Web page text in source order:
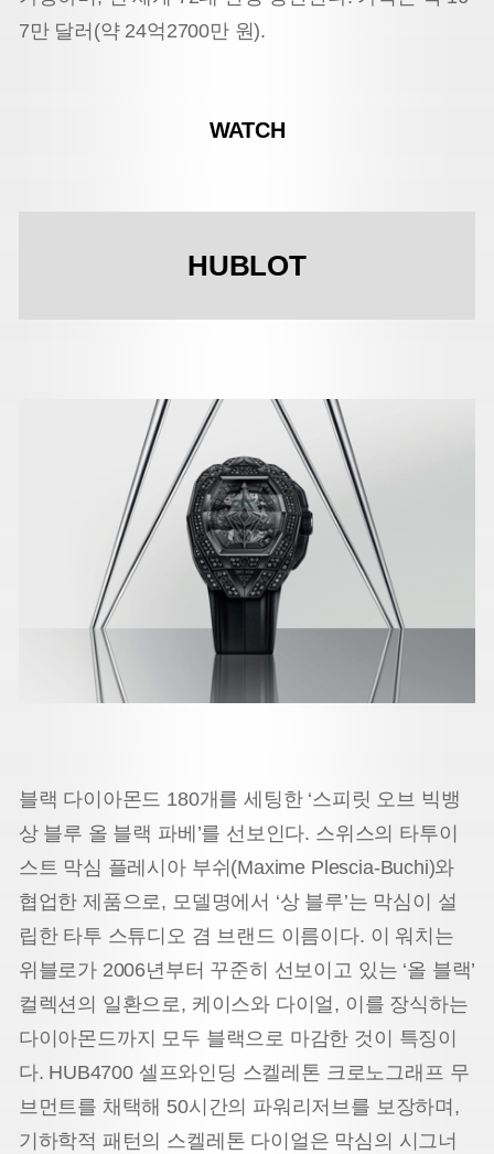
7만 달러(약 24억2700만 원).
WATCH
HUBLOT
블랙 다이아몬드 180개를 세팅한 ‘스피릿 오브 빅뱅
상 블루 올 블랙 파베’를 선보인다. 스위스의 타투이
스트 막심 플레시아 부쉬(Maxime Plescia-Buchi)와
협업한 제품으로, 모델명에서 ‘상 블루’는 막심이 설
립한 타투 스튜디오 겸 브랜드 이름이다. 이 워치는
위블로가 2006년부터 꾸준히 선보이고 있는 ‘올 블랙’
컬렉션의 일환으로, 케이스와 다이얼, 이를 장식하는
다이아몬드까지 모두 블랙으로 마감한 것이 특징이
다. HUB4700 셀프와인딩 스켈레톤 크로노그래프 무
브먼트를 채택해 50시간의 파워리저브를 보장하며,
기하학적 패턴의 스켈레톤 다이얼은 막심의 시그너